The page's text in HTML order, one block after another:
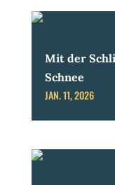
Mit der
Schnee
JAN. 11, 2026